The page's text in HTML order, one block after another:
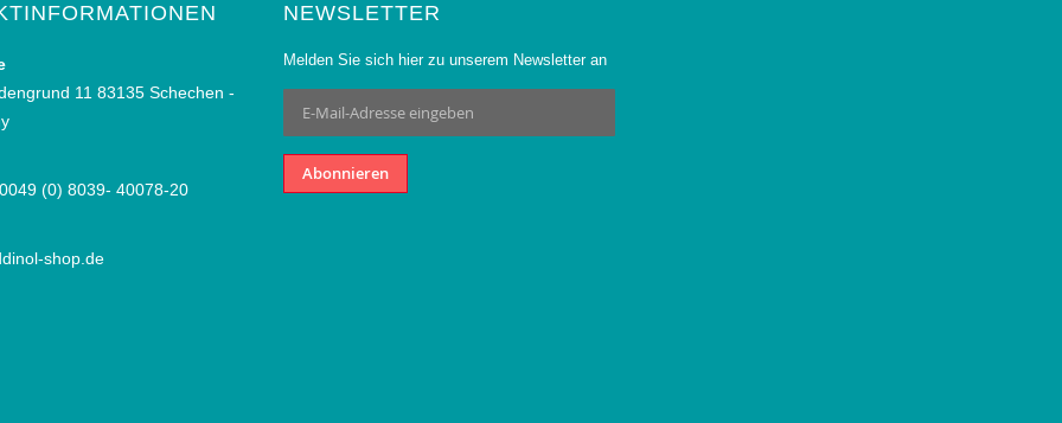
11 83135 Schechen -
(0) 8039- 40078-20
shop.de
NEWSLETTER
Melden Sie sich hier zu unserem Newsletter an
Anmeldung
zum
Newsletter:
Abonnieren